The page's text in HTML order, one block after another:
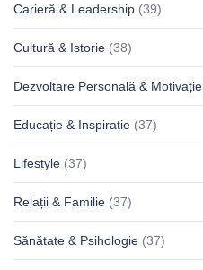
Carieră & Leadership (39)
Cultură & Istorie (38)
Dezvoltare Personală & Motivație
Educație & Inspirație (37)
Lifestyle (37)
Relații & Familie (37)
Sănătate & Psihologie (37)